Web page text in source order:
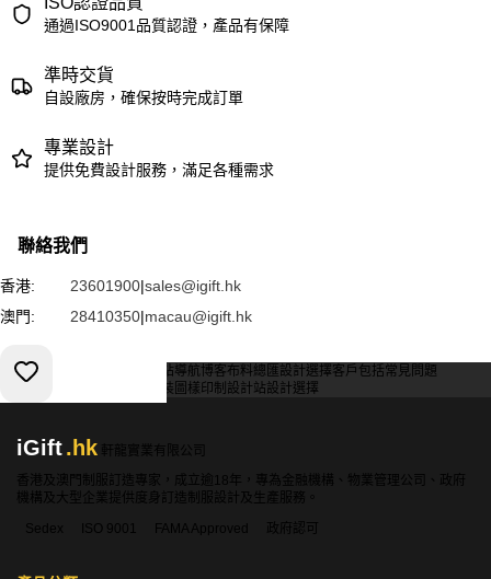
通過ISO9001品質認證，產品有保障
準時交貨
自設廠房，確保按時完成訂單
專業設計
提供免費設計服務，滿足各種需求
聯絡我們
香港: 23601900|sales@igift.hk
澳門:
28410350|macau@igift.hk
服務條款 網站導航博客布料總匯設計選擇客戶包括常見問題
輔料包裝 圖樣印制 設計站設計選擇
iGift.hk
軒龍實業有限公司
香港及澳門制服訂造專家，成立逾18年，專為金融機構、物業管理公司、政府
機構及大型企業提供度身訂造制服設計及生產服務。
Sedex
ISO 9001 FAMA Approved 政府認可